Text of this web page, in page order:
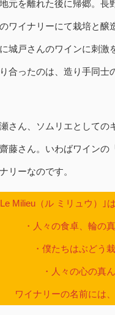
元を離れた後に帰郷。長
ワイナリーにて栽培と醸
城戸さんのワインに刺激
合ったのは、造り手同士
さん、ソムリエとしての
藤さん。いわばワインの
リーなのです。
Milieu（ル ミリュウ）｣
・人々の食卓、輪の
・僕たちはぶどう
・人々の心の真
ワイナリーの名前には